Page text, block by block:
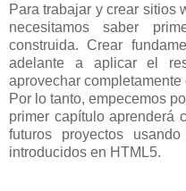
Para trabajar y crear sitios
necesitamos saber
construida. Crear
adelante a aplicar el
aprovechar
Por lo tanto, empecemos
primer capítulo aprenderá
futuros proyectos
introducidos en HTML5.